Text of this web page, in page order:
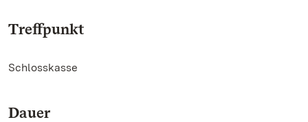
Treffpunkt
Schlosskasse
Dauer